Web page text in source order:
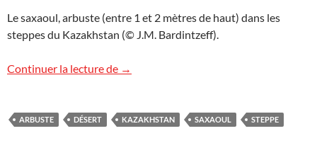
Le saxaoul, arbuste (entre 1 et 2 mètres de haut) dans les
steppes du Kazakhstan (© J.M. Bardintzeff).
Continuer la lecture de Saxaoul, l’arbuste du désert kazakh
→
ARBUSTE DÉSERT KAZAKHSTAN SAXAOUL STEPPE